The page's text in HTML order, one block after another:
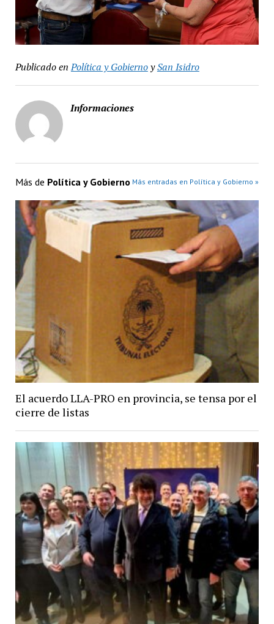
Publicado en Política y GobiernoySan Isidro
Informaciones
Más de Política y Gobierno Más entradas en Política y Gobierno »
El acuerdo LLA-PRO en provincia, se tensa por el
cierre de listas